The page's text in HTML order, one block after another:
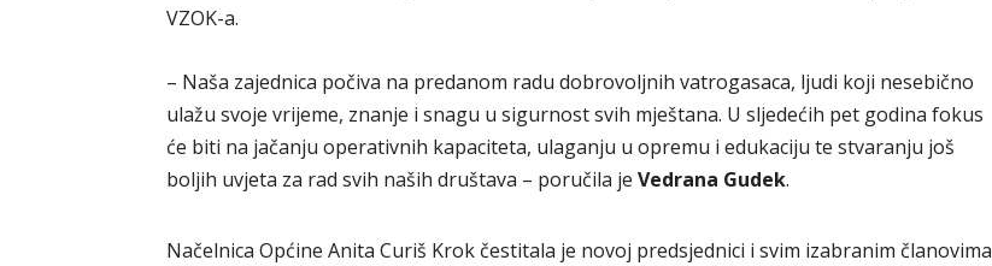
VZOK-a.
– Naša zajednica počiva na predanom radu dobrovoljnih vatrogasaca, ljudi koji nesebično
ulažu svoje vrijeme, znanje i snagu u sigurnost svih mještana. U sljedećih pet godina fokus
će biti na jačanju operativnih kapaciteta, ulaganju u opremu i edukaciju te stvaranju još
boljih uvjeta za rad svih naših društava – poručila je Vedrana Gudek.
Načelnica Općine Anita Curiš Krok čestitala je novoj predsjednici i svim izabranim članovima